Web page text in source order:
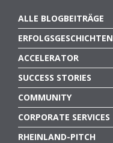
ALLE BLOGBEITRÄGE
ERFOLGSGESCHICHTEN
ACCELERATOR
SUCCESS STORIES
COMMUNITY
CORPORATE SERVICES
RHEINLAND-PITCH